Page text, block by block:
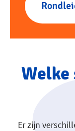
Welke
Er zijn